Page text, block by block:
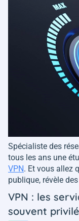
Spécialiste des
tous les ans une
VPN. Et vous allez
publique, révèle
VPN : les
souvent